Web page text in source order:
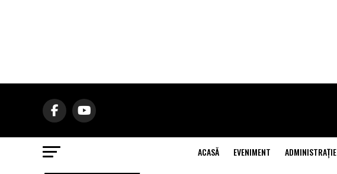
ACASĂ EVENIMENT ADMINISTRAŢIE